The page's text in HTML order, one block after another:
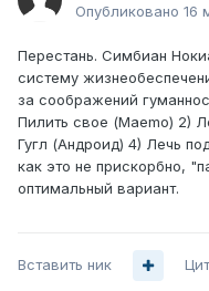
Опубликовано 16
Перестань. Симбиан
систему
за соображений
Пилить свое (Maemo) 2)
Гугл (Андроид) 4) Лечь
как это не прискорбно,
оптимальный вариант.
Вставить ник